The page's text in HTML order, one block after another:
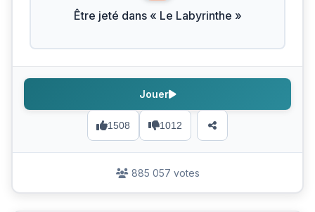
Être jeté dans « Le Labyrinthe »
1508 1012
Jouer
885 057 votes